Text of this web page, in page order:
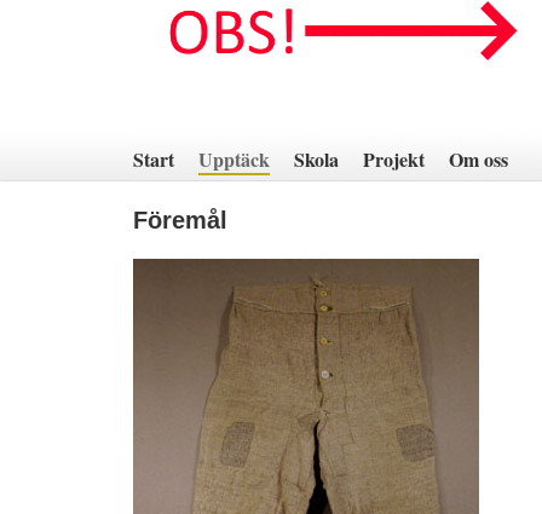
innehåll
Start Upptäck Skola Projekt Om oss
Föremål